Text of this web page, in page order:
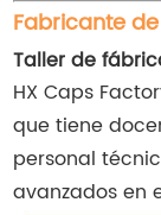
Fabricante
Taller de
HX Caps
que tiene
personal
avanzados en